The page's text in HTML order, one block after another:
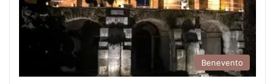
Benevento